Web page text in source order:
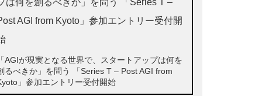
「AGIが現実となる世界で、スタートアップは何を
るべきか」を問う 「Series T – Post AGI from
」参加エントリー受付開始